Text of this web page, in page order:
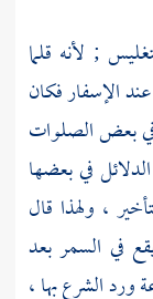
; لأنه قلما
الإسفار فكان
في بعض الصلوات
في بعضها
، ولهذا قال
في السمر بعد
ورد الشرع بها ،